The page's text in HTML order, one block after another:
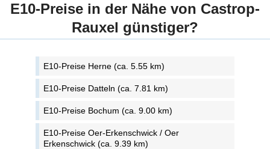
E10-Preise in der Nähe von Castrop-
Rauxel günstiger?
E10-Preise Herne (ca. 5.55 km)
E10-Preise Datteln (ca. 7.81 km)
E10-Preise Bochum (ca. 9.00 km)
E10-Preise Oer-Erkenschwick / Oer
Erkenschwick (ca. 9.39 km)